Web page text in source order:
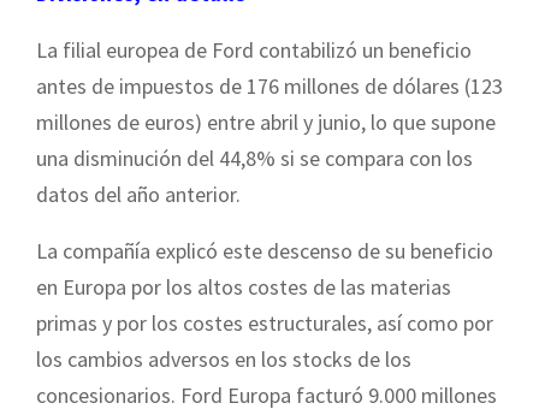
La filial europea de Ford contabilizó un beneficio
antes de impuestos de 176 millones de dólares (123
millones de euros) entre abril y junio, lo que supone
una disminución del 44,8% si se compara con los
datos del año anterior.
La compañía explicó este descenso de su beneficio
en Europa por los altos costes de las materias
primas y por los costes estructurales, así como por
los cambios adversos en los stocks de los
concesionarios. Ford Europa facturó 9.000 millones